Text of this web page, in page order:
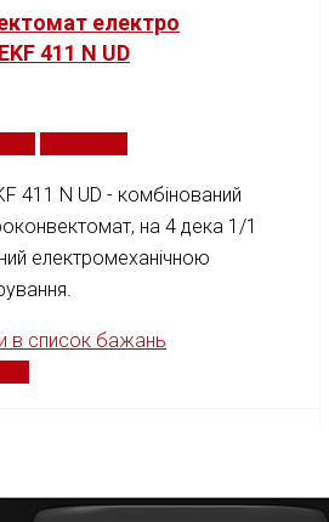
електро
411 N UD
411 N UD - комбінований
на 4 дека 1/1
електромеханічною
в список бажань